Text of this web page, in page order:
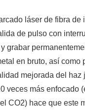
láser de fibra de
de pulso con
grabar
en bruto, así como
mejorada del haz
veces más enfocado
CO2) hace que este